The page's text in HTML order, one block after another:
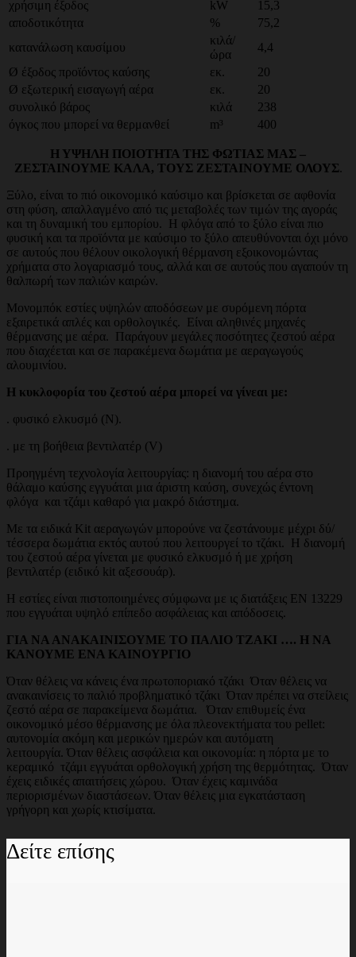
χρήσιμη έξοδος
kW
15,3
αποδοτικότητα
%
75,2
κατανάλωση καυσίμου
κιλά/
ώρα
4,4
Ø έξοδος προϊόντος καύσης
εκ.
20
Ø εξωτερική εισαγωγή αέρα
εκ.
20
συνολικό βάρος
κιλά
238
όγκος που μπορεί να θερμανθεί
m³ 400
Η ΥΨΗΛΗ ΠΟΙΟΤΗΤΑ ΤΗΣ ΦΩΤΙΑΣ ΜΑΣ –
ΖΕΣΤΑΙΝΟΥΜΕ ΚΑΛΑ, ΤΟΥΣ ΖΕΣΤΑΙΝΟΥΜΕ ΟΛΟΥΣ.
Ξύλο, είναι το πιό οικονομικό καύσιμο και βρίσκεται σε αφθονία
στη φύση, απαλλαγμένο από τις μεταβολές των τιμών της αγοράς
και τη δυναμική του εμπορίου. Η φλόγα από το ξύλο είναι πιο
φυσική και τα προϊόντα με καύσιμο το ξύλο απευθύνονται όχι μόνο
σε αυτούς που θέλουν οικολογική θέρμανση εξοικονομώντας
χρήματα στο λογαριασμό τους, αλλά και σε αυτούς που αγαπούν τη
θαλπωρή των παλιών καιρών.
Μονομπόκ εστίες υψηλών αποδόσεων με συρόμενη πόρτα
εξαιρετικά απλές και ορθολογικές. Είναι αληθινές μηχανές
θέρμανσης με αέρα. Παράγουν μεγάλες ποσότητες ζεστού αέρα
που διαχέεται και σε παρακέμενα δωμάτια με αεραγωγούς
αλουμινίου.
Η κυκλοφορία του ζεστού αέρα μπορεί να γίνεαι με:
. φυσικό ελκυσμό (Ν).
. με τη βοήθεια βεντιλατέρ (V)
Προηγμένη τεχνολογία λειτουργίας: η διανομή του αέρα στο
θάλαμο καύσης εγγυάται μια άριστη καύση, συνεχώς έντονη
φλόγα και τζάμι καθαρό για μακρό διάστημα.
Με τα ειδικά Kit αεραγωγών μπορούνε να ζεστάνουμε μέχρι δύ/
τέσσερα δωμάτια εκτός αυτού που λειτουργεί το τζάκι. Η διανομή
του ζεστού αέρα γίνεται με φυσικό ελκυσμό ή με χρήση
βεντιλατέρ (ειδικό kit αξεσουάρ).
H εστίες είναι πιστοποιημένες σύμφωνα με ις διατάξεις ΕΝ 13229
που εγγυάται υψηλό επίπεδο ασφάλειας και απόδοσεις.
ΓΙΑ ΝΑ ΑΝΑΚΑΙΝΙΣΟΥΜΕ ΤΟ ΠΑΛΙΟ ΤΖΑΚΙ …. Η ΝΑ
ΚΑΝΟΥΜΕ ΕΝΑ ΚΑΙΝΟΥΡΓΙΟ
Όταν θέλεις να κάνεις ένα πρωτοποριακό τζάκι Όταν θέλεις να
ανακαινίσεις το παλιό προβληματικό τζάκι Όταν πρέπει να στείλεις
ζεστό αέρα σε παρακείμενα δωμάτια. Όταν επιθυμείς ένα
οικονομικό μέσο θέρμανσης με όλα πλεονεκτήματα του pellet:
αυτονομία ακόμη και μερικών ημερών και αυτόματη
λειτουργία. Όταν θέλεις ασφάλεια και οικονομία: η πόρτα με το
κεραμικό τζάμι εγγυάται ορθολογική χρήση της θερμότητας. Όταν
έχεις ειδικές απαιτήσεις χώρου. Όταν έχεις καμινάδα
περιορισμένων διαστάσεων. Όταν θέλεις μια εγκατάσταση
γρήγορη και χωρίς κτισίματα.
Δείτε επίσης